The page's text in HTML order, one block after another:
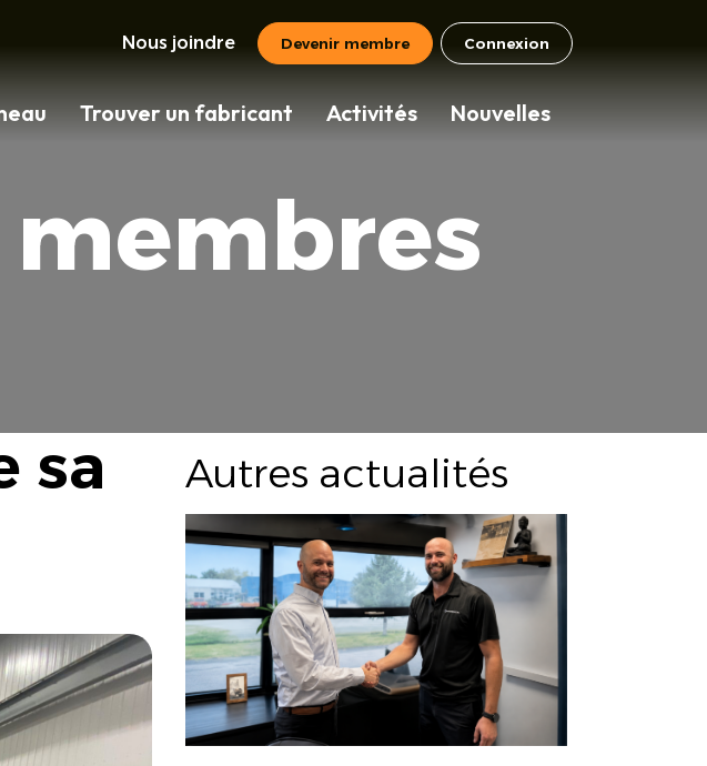
Nous joindre Devenir membre Connexion
Trouver un fabricant Activités Nouvelles
membres
sa
Autres actualités